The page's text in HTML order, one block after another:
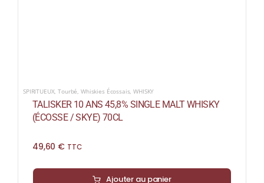
SPIRITUEUX,Tourbé, Whiskies Écossais,WHISKY
TALISKER 10 ANS 45,8% SINGLE MALT WHISKY
(ÉCOSSE / SKYE) 70CL
49,60 € TTC
Ajouter au panier